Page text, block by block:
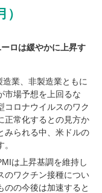
ロは緩やかに上昇す
業、非製造業ともに
市場予想を上回るな
コロナウイルスのワク
正常化するとの見方か
みられる中、米ドルの
は上昇基調を維持し
のワクチン接種につい
のの今後は加速すると